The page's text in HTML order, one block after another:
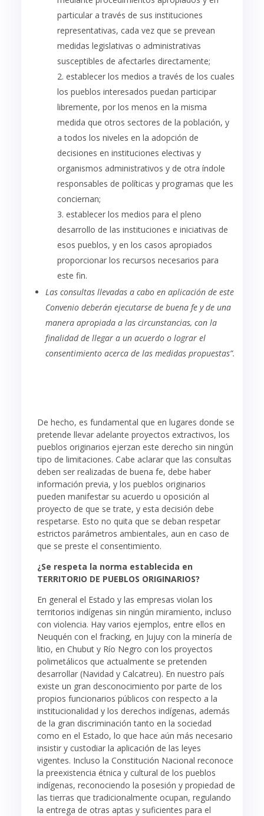
particular a través de sus instituciones
representativas, cada vez que se prevean
medidas legislativas o administrativas
susceptibles de afectarles directamente;
establecer los medios a través de los cuales
los pueblos interesados puedan participar
libremente, por los menos en la misma
medida que otros sectores de la población, y
a todos los niveles en la adopción de
decisiones en instituciones electivas y
organismos administrativos y de otra índole
responsables de políticas y programas que les
conciernan;
establecer los medios para el pleno
desarrollo de las instituciones e iniciativas de
esos pueblos, y en los casos apropiados
proporcionar los recursos necesarios para
este fin.
Las consultas llevadas a cabo en aplicación de este
Convenio deberán ejecutarse de buena fe y de una
manera apropiada a las circunstancias, con la
finalidad de llegar a un acuerdo o lograr el
consentimiento acerca de las medidas propuestas”.
De hecho, es fundamental que en lugares donde se
pretende llevar adelante proyectos extractivos, los
pueblos originarios ejerzan este derecho sin ningún
tipo de limitaciones. Cabe aclarar que las consultas
deben ser realizadas de buena fe, debe haber
información previa, y los pueblos originarios
pueden manifestar su acuerdo u oposición al
proyecto de que se trate, y esta decisión debe
respetarse. Esto no quita que se deban respetar
estrictos parámetros ambientales, aun en caso de
que se preste el consentimiento.
¿Se respeta la norma establecida en
TERRITORIO DE PUEBLOS ORIGINARIOS?
En general el Estado y las empresas violan los
territorios indígenas sin ningún miramiento, incluso
con violencia. Hay varios ejemplos, entre ellos en
Neuquén con el fracking, en Jujuy con la minería de
litio, en Chubut y Río Negro con los proyectos
polimetálicos que actualmente se pretenden
desarrollar (Navidad y Calcatreu). En nuestro país
existe un gran desconocimiento por parte de los
propios funcionarios públicos con respecto a la
institucionalidad y los derechos indígenas, además
de la gran discriminación tanto en la sociedad
como en el Estado, lo que hace aún más necesario
insistir y custodiar la aplicación de las leyes
vigentes. Incluso la Constitución Nacional reconoce
la preexistencia étnica y cultural de los pueblos
indígenas, reconociendo la posesión y propiedad de
las tierras que tradicionalmente ocupan, regulando
la entrega de otras aptas y suficientes para el